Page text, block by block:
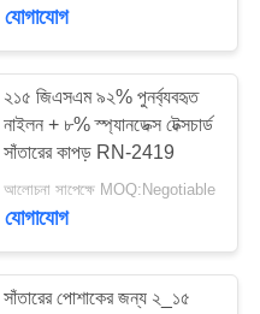
117
যোগাযোগ
২১৫ জিএসএম ৯২% পুনর্ব্যবহৃত
নাইলন + ৮% স্প্যানডেক্স টেক্সচার্ড
সাঁতারের কাপড় RN-2419
আলোচনা সাপেক্ষে MOQ:Negotiable
যোগাযোগ
সাঁতারের পোশাকের জন্য ২_১৫